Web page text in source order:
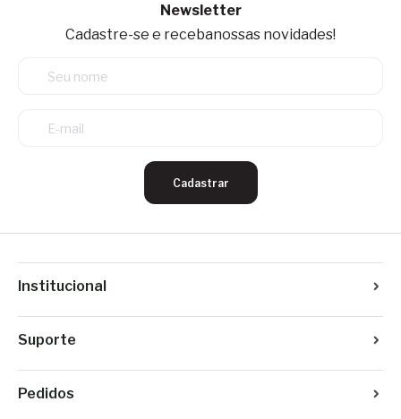
Newsletter
Cadastre-se e recebanossas novidades!
Cadastrar
Institucional
Suporte
Pedidos